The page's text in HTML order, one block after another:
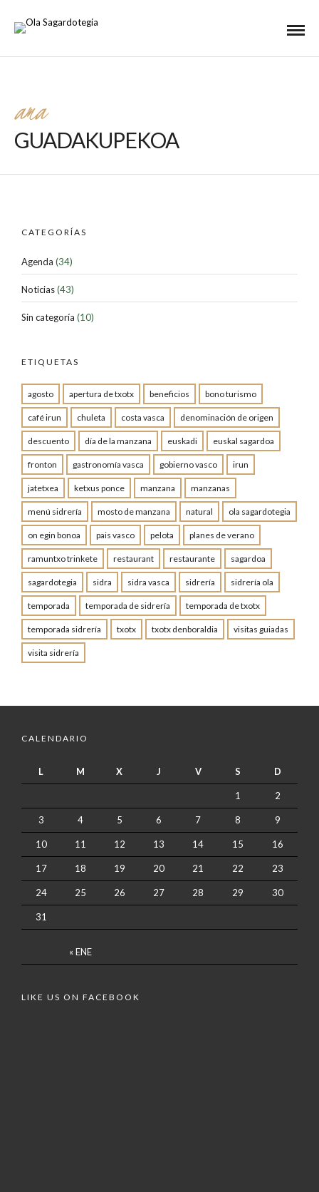
ama
GUADAKUPEKOA
CATEGORÍAS
Agenda (34)
Noticias(43)
Sin categoría (10)
ETIQUETAS
agosto apertura de txotx beneficios bono turismo
café irun chuleta costa vasca denominación de origen
descuento día de la manzana euskadi euskal sagardoa
fronton gastronomía vasca gobierno vasco irun
jatetxea ketxus ponce manzana manzanas
menú sidrería mosto de manzana natural ola sagardotegia
on egin bonoa pais vasco pelota planes de verano
ramuntxo trinkete restaurant restaurante sagardoa
sagardotegia sidra sidra vasca sidrería sidrería ola
temporada temporada de sidrería temporada de txotx
temporada sidrería txotx txotx denboraldia visitas guiadas
visita sidrería
CALENDARIO
L M X J V S D
« ENE
1 2
3 4 5 6 7 8 9
10 11 12 13 14 15 16
17 18 19 20 21 22 23
24 25 26 27 28 29 30
31
LIKE US ON FACEBOOK